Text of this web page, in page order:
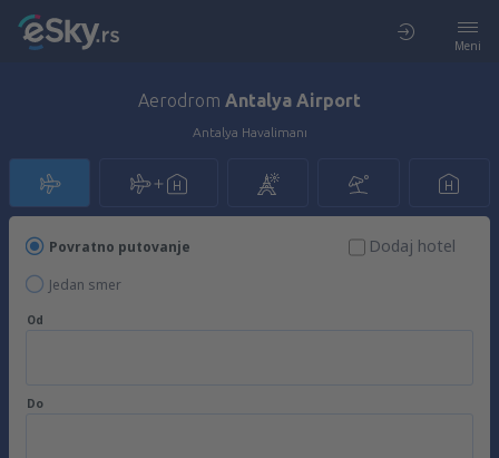
Meni
Aerodrom Antalya Airport
Antalya Havalimanı
Povratno putovanje
Jedan smer
Dodaj hotel
Od
Do